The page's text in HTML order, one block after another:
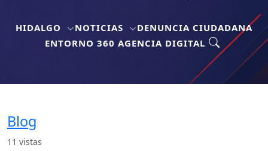
HIDALGO NOTICIAS
DENUNCIA CIUDADANA
ENTORNO 360 AGENCIA DIGITAL
Blog
11 vistas